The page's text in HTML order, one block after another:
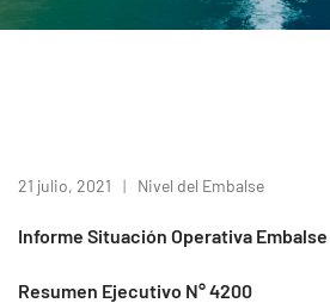
21 julio, 2021 Nivel del Embalse
Informe Situación Operativa Embalse
Resumen Ejecutivo N° 4200